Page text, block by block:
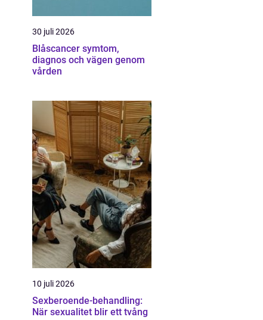
30 juli 2026
Blåscancer symtom,
diagnos och vägen genom
vården
10 juli 2026
Sexberoende-behandling:
När sexualitet blir ett tvång